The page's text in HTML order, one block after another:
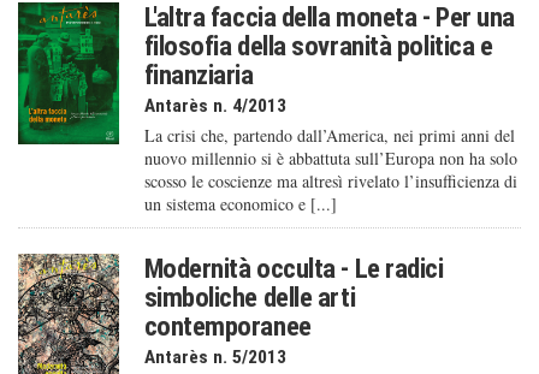
L'altra faccia della moneta - Per una
filosofia della sovranità politica e
finanziaria
Antarès n. 4/2013
La crisi che, partendo dall’America, nei primi anni del
nuovo millennio si è abbattuta sull’Europa non ha solo
scosso le coscienze ma altresì rivelato l’insufficienza di
un sistema economico e [...]
Modernità occulta - Le radici
simboliche delle arti
contemporanee
Antarès n. 5/2013